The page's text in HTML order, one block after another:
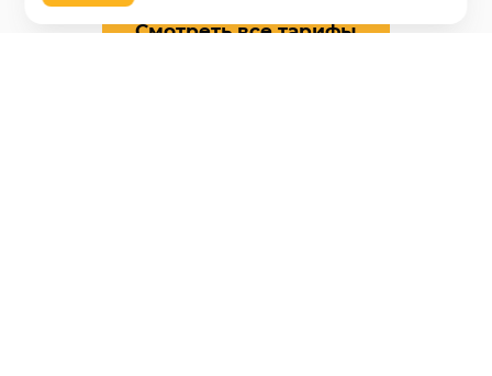
Смотреть все тарифы